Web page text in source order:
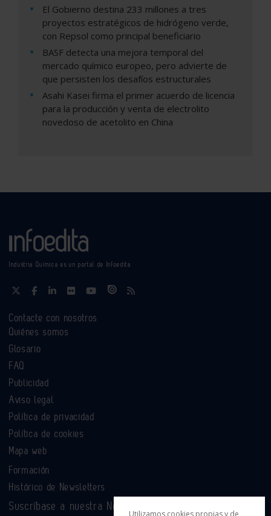
El Gobierno destina 233 millones a tres
proyectos estratégicos de hidrógeno verde,
con Repsol como principal beneficiario
BASF detecta una mejora temporal del
mercado químico europeo, pero advierte de
que persisten los desafíos estructurales
Asahi Kasei firma el primer acuerdo de licencia
para la producción y venta de electrolito
novedoso de acetolito en China
Industria Química es un portal de Infoedita
Contacte con nosotros
Quiénes somos
Glosario
FAQ
Publicidad
Aviso legal
Política de privacidad
Política de cookies
Mapa web
Formación
Histórico de Newsletters
Suscríbase a nuestra Newsletter
Utilizamos cookies propias y de